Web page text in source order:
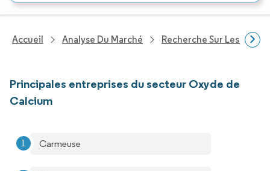
Accueil Analyse Du Marché Recherche Sur Les
Principales entreprises du secteur Oxyde de
Calcium
Carmeuse